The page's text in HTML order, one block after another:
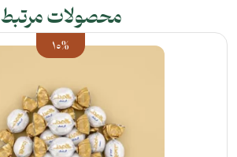
محصولات مرتبط
10%